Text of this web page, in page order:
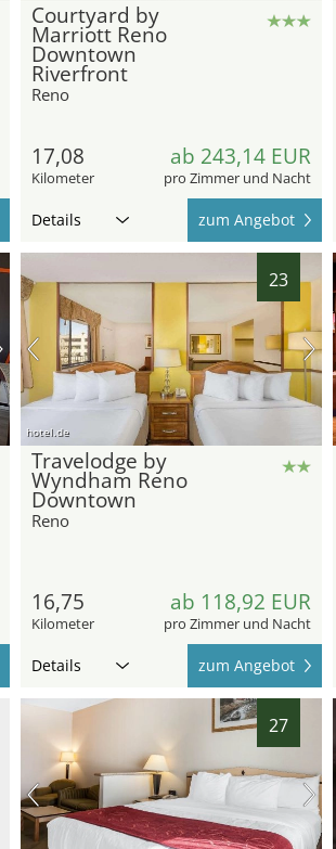
Courtyard by
Marriott Reno
Downtown
Riverfront
Reno
17,08
Kilometer
ab 243,14 EUR
pro Zimmer und Nacht
Details zum Angebot
23
hotel.de
Travelodge by
Wyndham Reno
Downtown
Reno
16,75
Kilometer
ab 118,92 EUR
pro Zimmer und Nacht
Details zum Angebot
27